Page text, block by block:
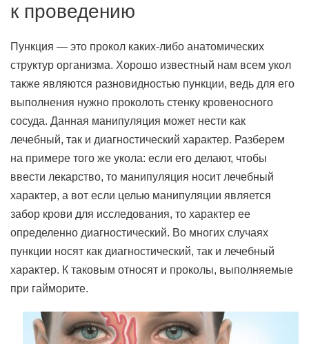
к проведению
Пункция — это прокол каких-либо анатомических
структур организма. Хорошо известный нам всем укол
также являются разновидностью пункции, ведь для его
выполнения нужно проколоть стенку кровеносного
сосуда. Данная манипуляция может нести как
лечебный, так и диагностический характер. Разберем
на примере того же укола: если его делают, чтобы
ввести лекарство, то манипуляция носит лечебный
характер, а вот если целью манипуляции является
забор крови для исследования, то характер ее
определенно диагностический. Во многих случаях
пункции носят как диагностический, так и лечебный
характер. К таковым относят и проколы, выполняемые
при гайморите.